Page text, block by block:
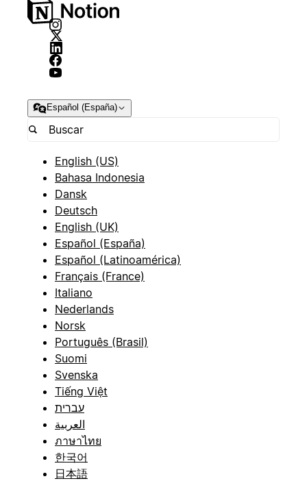
Español (España)
English (US)
Bahasa Indonesia
Dansk
Deutsch
English (UK)
Español (España)
Español (Latinoamérica)
Français (France)
Italiano
Nederlands
Norsk
Português (Brasil)
Suomi
Svenska
Tiếng Việt
עברית
العربية
ภาษาไทย
한국어
日本語